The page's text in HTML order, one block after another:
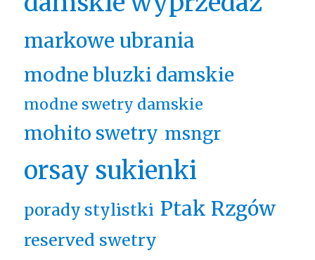
markowe ubrania
modne bluzki damskie
modne swetry damskie
mohito swetry msngr
orsay sukienki
porady stylistki Ptak Rzgów
reserved swetry